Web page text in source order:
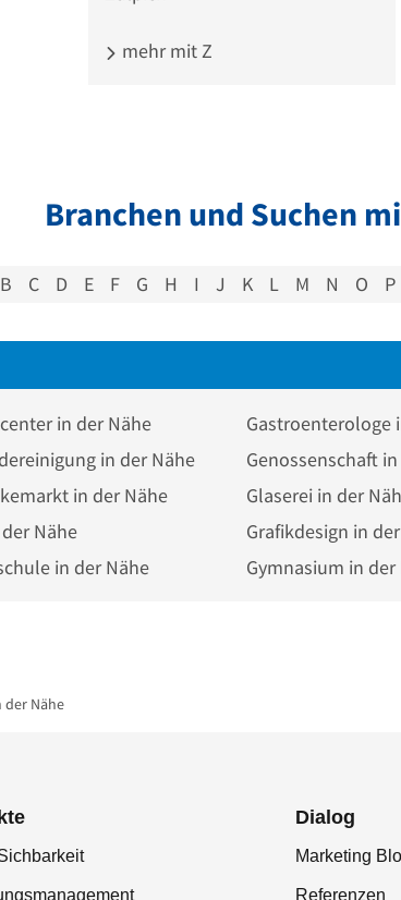
mehr mit Z
Branchen und Suchen
B C D E F G H I J K L M N O P
in der Nähe Gastroenterologe
in der Nähe Genossenschaft
in der Nähe Glaserei in der
Nähe Grafikdesign in
in der Nähe Gymnasium in der
der Nähe
Dialog
Marketing
Referenzen